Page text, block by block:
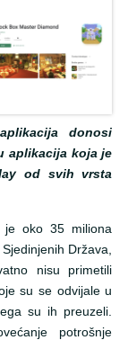
donosi
aplikacija koja je
od svih vrsta
je oko 35 miliona
Država,
nisu primetili
su se odvijale u
su ih preuzeli.
potrošnje